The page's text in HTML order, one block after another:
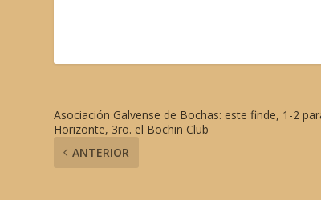
Asociación Galvense de Bochas: este finde, 1-2
Horizonte, 3ro. el Bochin Club
ANTERIOR